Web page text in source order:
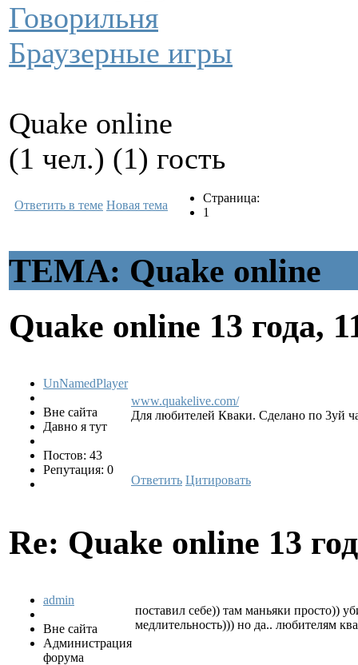
Говорильня
Браузерные игры
Quake online
(1 чел.) (1) гость
Ответить в теме Новая тема
Страница:
1
ТЕМА: Quake online
Quake online 13 года,
UnNamedPlayer
Вне сайта
Давно я тут
Постов: 43
Репутация: 0
www.quakelive.com/
Для любителей Кваки. Сделано по 3уй
Ответить Цитировать
Re: Quake online 13
admin
Вне сайта
Администрация
форума
поставил себе)) там маньяки просто))
медлительность))) но да.. любителям